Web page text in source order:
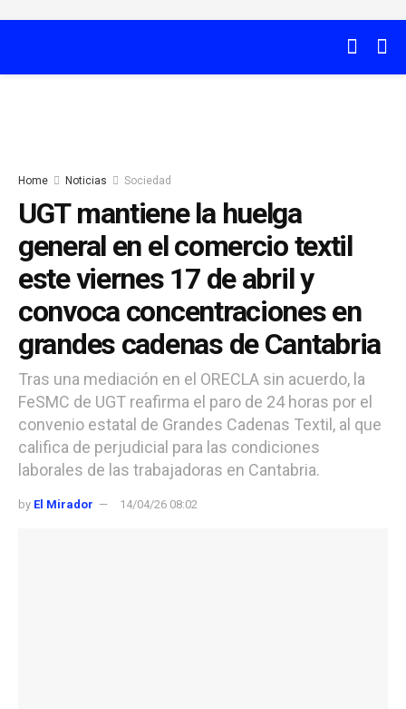
Home Noticias Sociedad
UGT mantiene la huelga
general en el comercio textil
este viernes 17 de abril y
convoca concentraciones en
grandes cadenas de Cantabria
Tras una mediación en el ORECLA sin acuerdo, la
FeSMC de UGT reafirma el paro de 24 horas por el
convenio estatal de Grandes Cadenas Textil, al que
califica de perjudicial para las condiciones
laborales de las trabajadoras en Cantabria.
by El Mirador 14/04/26 08:02